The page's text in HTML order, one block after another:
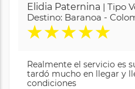
Elidia Paternina | Tipo
Destino: Baranoa -
★★★★★
Realmente el servicio es
tardó mucho en llegar y
condiciones